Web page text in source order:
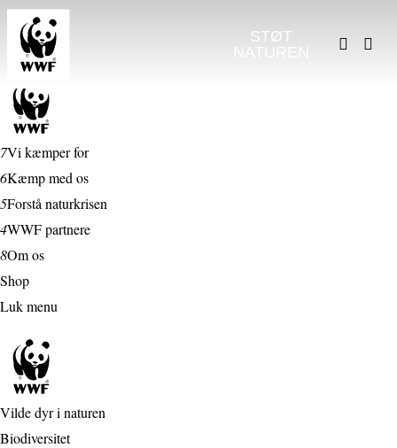
7Vi kæmper for
6Kæmp med os
5Forstå naturkrisen
4WWF partnere
8Om os
Shop
Luk menu
Vilde dyr i naturen
Biodiversitet
STØT
NATUREN